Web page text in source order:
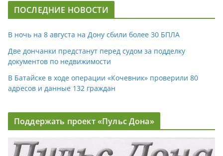
ПОСЛЕДНИЕ НОВОСТИ
В ночь на 8 августа на Дону сбили более 30 БПЛА
Две дончанки предстанут перед судом за подделку
документов по недвижимости
В Батайске в ходе операции «Кочевник» проверили 80
адресов и данные 132 граждан
Поддержать проект «Пульс Дона»